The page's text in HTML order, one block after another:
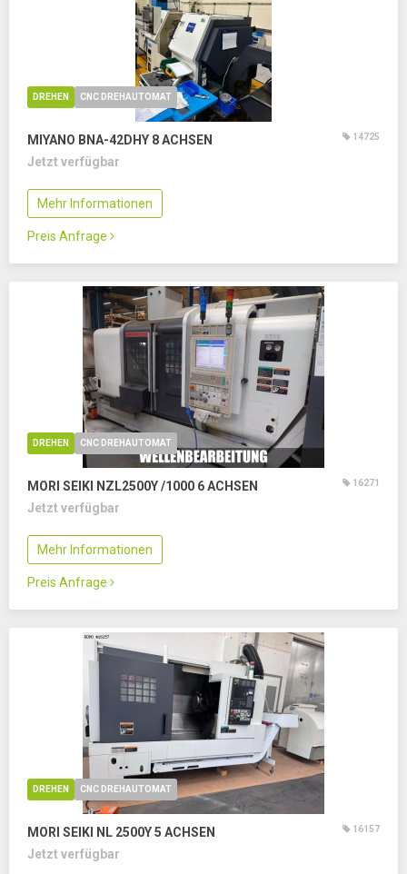
DREHEN CNC DREHAUTOMAT
MIYANO BNA-42DHY 8 ACHSEN 14725
Jetzt verfügbar
Mehr Informationen
Preis Anfrage
DREHEN CNC DREHAUTOMAT
MORI SEIKI NZL2500Y /1000 6 ACHSEN 16271
Jetzt verfügbar
Mehr Informationen
Preis Anfrage
DREHEN CNC DREHAUTOMAT
MORI SEIKI NL 2500Y5 ACHSEN 16157
Jetzt verfügbar